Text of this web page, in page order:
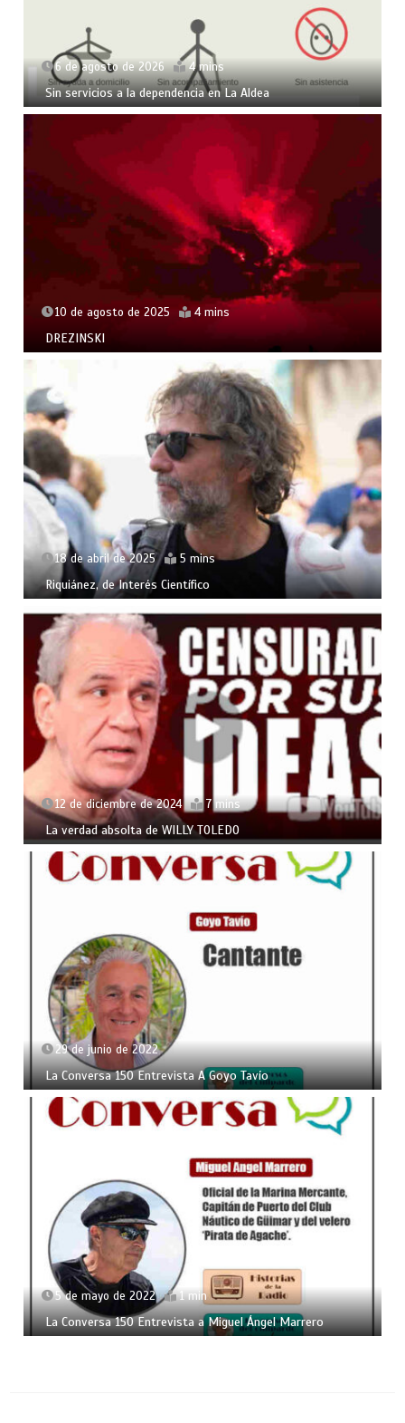
6 de agosto de 2026 4 mins
Sin servicios a la dependencia en La Aldea
10 de agosto de 2025 4 mins
DREZINSKI
18 de abril de 2025 5 mins
Riquiánez, de Interés Científico
12 de diciembre de 2024 7 mins
La verdad absolta de WILLY TOLEDO
29 de junio de 2022
La Conversa 150 Entrevista A Goyo Tavío
5 de mayo de 2022 1 min
La Conversa 150 Entrevista a Miguel Ángel Marrero